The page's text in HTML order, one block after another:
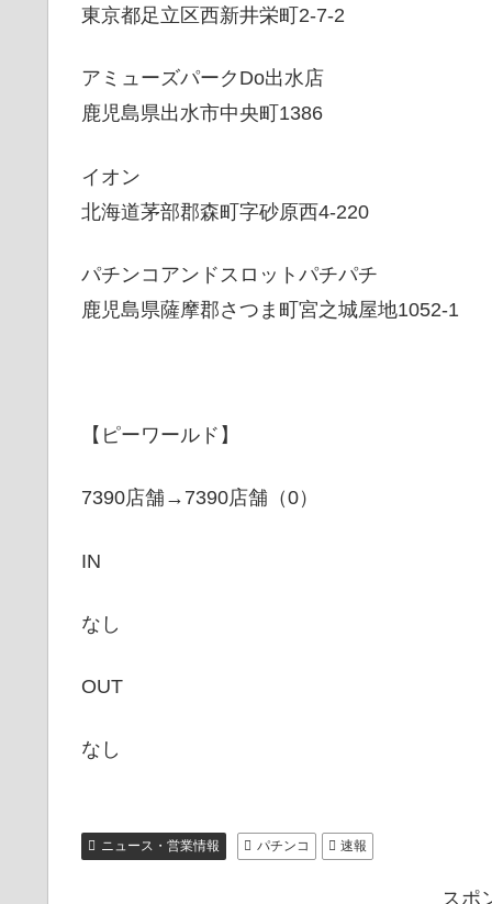
東京都足立区西新井栄町2-7-2
アミューズパークDo出水店
鹿児島県出水市中央町1386
イオン
北海道茅部郡森町字砂原西4-220
パチンコアンドスロットパチパチ
鹿児島県薩摩郡さつま町宮之城屋地1052-1
【ピーワールド】
7390店舗→7390店舗（0）
IN
なし
OUT
なし
ニュース・営業情報 パチンコ 速報
スポ